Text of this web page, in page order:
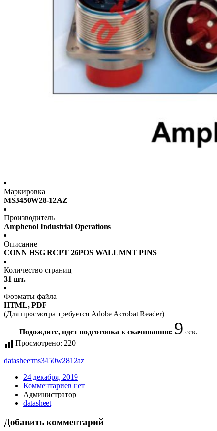
Маркировка
MS3450W28-12AZ
Производитель
Amphenol Industrial Operations
Описание
CONN HSG RCPT 26POS WALLMNT PINS
Количество страниц
31 шт.
Форматы файла
HTML, PDF
(Для просмотра требуется Adobe Acrobat Reader)
Подождите, идет подготовка к скачиванию: 9 сек.
Просмотрено: 220
datasheetms3450w2812az
24 декабря, 2019
Комментариев нет
Администратор
datasheet
Добавить комментарий